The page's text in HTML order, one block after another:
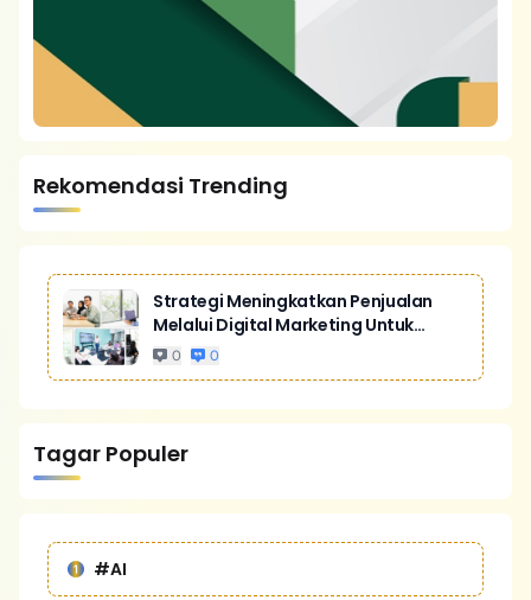
Rekomendasi Trending
Strategi Meningkatkan Penjualan
Melalui Digital Marketing Untuk
Bisnis Yang Lebih Kompetitif
0 0
Tagar Populer
#AI